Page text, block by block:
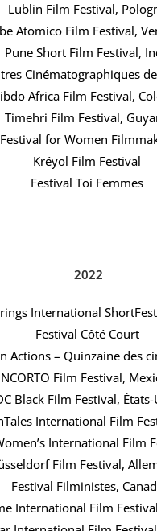
Lublin Film Festival,
Atomico Film Festival,
Pune Short Film Festival,
Cinématographiques
Africa Film Festival,
Timehri Film Festival,
for Women
Kréyol Film Festival
Festival Toi Femmes
2022
International
Festival Côté Court
Actions – Quinzaine des
Film Festival,
Black Film Festival,
International Film
International Film
Film Festival,
Festival Filministes,
International Film